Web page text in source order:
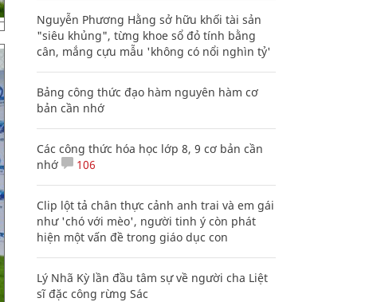
Nguyễn Phương Hằng sở hữu khối tài sản
"siêu khủng", từng khoe sổ đỏ tính bằng
cân, mắng cựu mẫu 'không có nổi nghìn tỷ'
Bảng công thức đạo hàm nguyên hàm cơ
bản cần nhớ
Các công thức hóa học lớp 8, 9 cơ bản cần
nhớ
106
Clip lột tả chân thực cảnh anh trai và em gái
như 'chó với mèo', người tinh ý còn phát
hiện một vấn đề trong giáo dục con
Lý Nhã Kỳ lần đầu tâm sự về người cha Liệt
sĩ đặc công rừng Sác